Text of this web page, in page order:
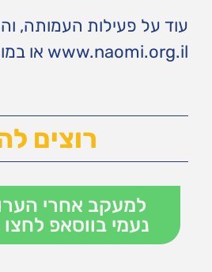
עוד על פעילות העמותה,
www.naomi.org.il או במוקד הארצי בשיחת חינם: 1-800-677-777
רוצים
למעקב אחרי
נעמי בווסאפ